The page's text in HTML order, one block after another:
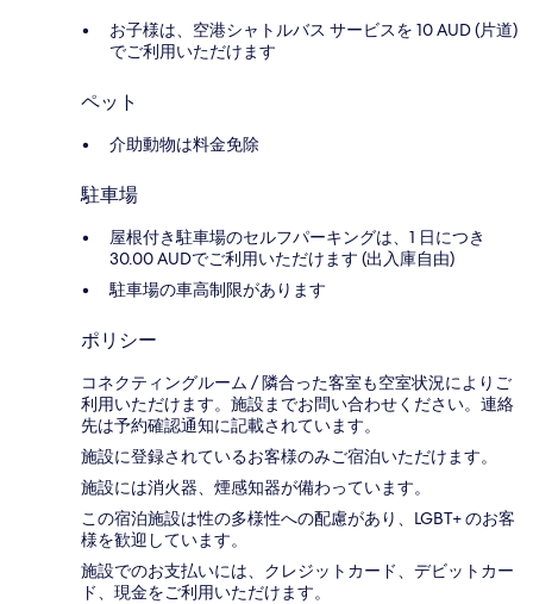
お子様は、空港シャトルバス サービスを 10 AUD (片道)
でご利用いただけます
ペット
介助動物は料金免除
駐車場
屋根付き駐車場のセルフパーキングは、1 日につき
30.00 AUDでご利用いただけます (出入庫自由)
駐車場の車高制限があります
ポリシー
コネクティングルーム / 隣合った客室も空室状況によりご
利用いただけます。施設までお問い合わせください。連絡
先は予約確認通知に記載されています。
施設に登録されているお客様のみご宿泊いただけます。
施設には消火器、煙感知器が備わっています。
この宿泊施設は性の多様性への配慮があり、LGBT+ のお客
様を歓迎しています。
施設でのお支払いには、クレジットカード、デビットカー
ド、現金をご利用いただけます。